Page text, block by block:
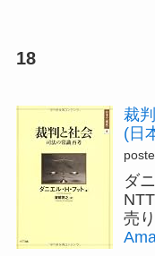
18
裁
(日
ダ
売